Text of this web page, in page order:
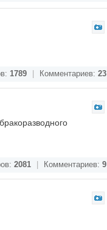
1789 Комментариев: 23
2081 Комментариев: 9